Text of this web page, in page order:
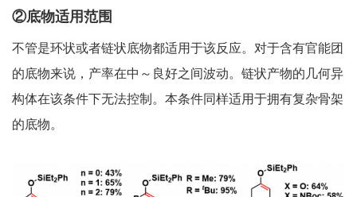
②底物适用范围
不管是环状或者链状底物都适用于该反应。对于含有官能团
的底物来说，产率在中～良好之间波动。链状产物的几何异
构体在该条件下无法控制。本条件同样适用于拥有复杂骨架
的底物。